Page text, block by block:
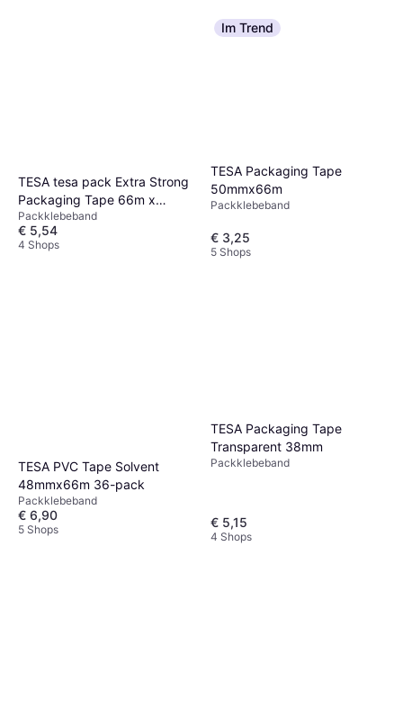
Cover Präz. Standard
33:2100 (33m, 2100mm)
Stretchfolie
€ 12,50
5 Shops
TESA tesa pack Extra Strong
Packaging Tape 66m x
50mm Transparent
Packklebeband
€ 5,54
4 Shops
Im Trend
TESA Packaging Tape
50mmx66m
Packklebeband
€ 3,25
5 Shops
TESA PVC Tape Solvent
48mmx66m 36-pack
Packklebeband
€ 6,90
5 Shops
TESA Packaging Tape
Transparent 38mm
Packklebeband
€ 5,15
4 Shops